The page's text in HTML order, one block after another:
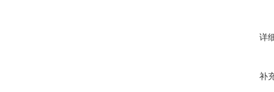
详
补